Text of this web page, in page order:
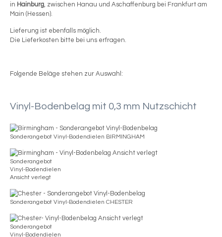
in Hainburg , zwischen Hanau und Aschaffenburg bei Frankfurt am
Main (Hessen).
Lieferung ist ebenfalls möglich.
Die Lieferkosten bitte bei uns erfragen.
Folgende Beläge stehen zur Auswahl:
Vinyl-Bodenbelag mit 0,3 mm Nutzschicht
Sonderangebot Vinyl-Bodendielen BIRMINGHAM
Sonderangebot
Vinyl-Bodendielen
Ansicht verlegt
Sonderangebot Vinyl-Bodendielen CHESTER
Sonderangebot
Vinyl-Bodendielen